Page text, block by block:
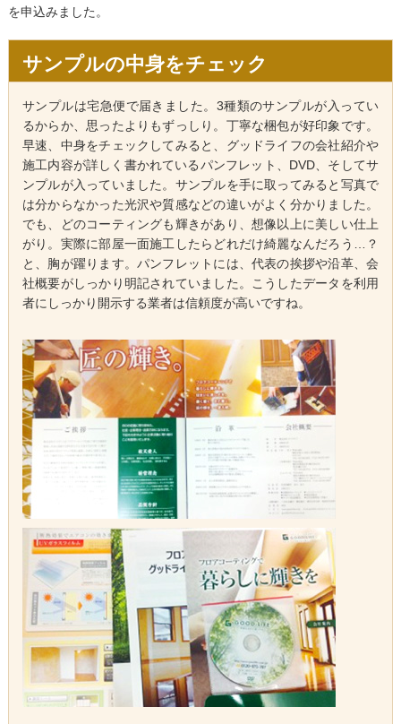
を申込みました。
サンプルの中身をチェック
サンプルは宅急便で届きました。3種類のサンプルが入ってい
るからか、思ったよりもずっしり。丁寧な梱包が好印象です。
早速、中身をチェックしてみると、グッドライフの会社紹介や
施工内容が詳しく書かれているパンフレット、DVD、そしてサ
ンプルが入っていました。サンプルを手に取ってみると写真で
は分からなかった光沢や質感などの違いがよく分かりました。
でも、どのコーティングも輝きがあり、想像以上に美しい仕上
がり。実際に部屋一面施工したらどれだけ綺麗なんだろう…？
と、胸が躍ります。パンフレットには、代表の挨拶や沿革、会
社概要がしっかり明記されていました。こうしたデータを利用
者にしっかり開示する業者は信頼度が高いですね。